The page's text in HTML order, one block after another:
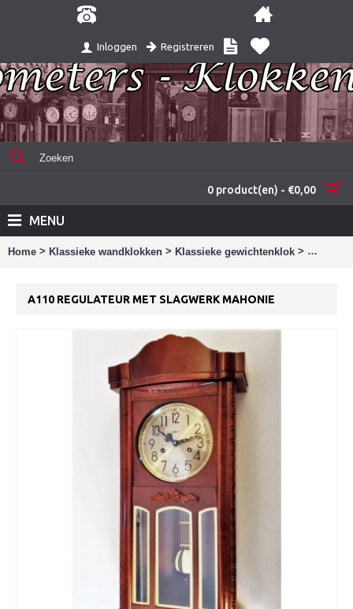
Inloggen Registreren
0 product(en) - €0,00
MENU
Home > Klassieke wandklokken > Klassieke gewichtenklok > A110
A110 REGULATEUR MET SLAGWERK MAHONIE